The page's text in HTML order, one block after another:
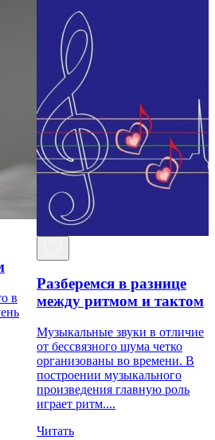
в
Разберемся в разнице
между ритмом и тактом
Музыкальные звуки в отличие
от бессвязного шума четко
организованы во времени. В
построении музыкального
произведения главную роль
играет ритм....
Читать